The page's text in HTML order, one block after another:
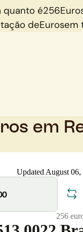
quanto é256
deEurosem
em